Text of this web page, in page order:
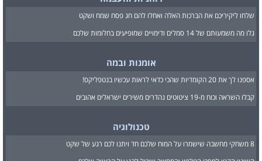
שלחו ליקיריכם את הברכות האלה ואחלו להם חג פסח שמח ושקט
גלו מה משמעותם של 14 סמלים ודימויים שמופיעים בחלומות שלכם
אומנות ובמה
אספנו לך את 20 הקומדיות שהכי כדאי לראות עכשיו בנטפליקס!
קבלו השראה וכוח מ-19 ציטוטים נהדרים משירים ישראלים אהובים
טכנולוגיה
8 משחקי מחשבה שישמרו על המוח שלכם חד ויתנו לכם רגע של שקט